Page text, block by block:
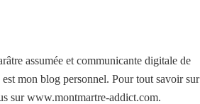
assumée et communicante digitale de
mon blog personnel. Pour tout savoir sur
sur www.montmartre-addict.com.